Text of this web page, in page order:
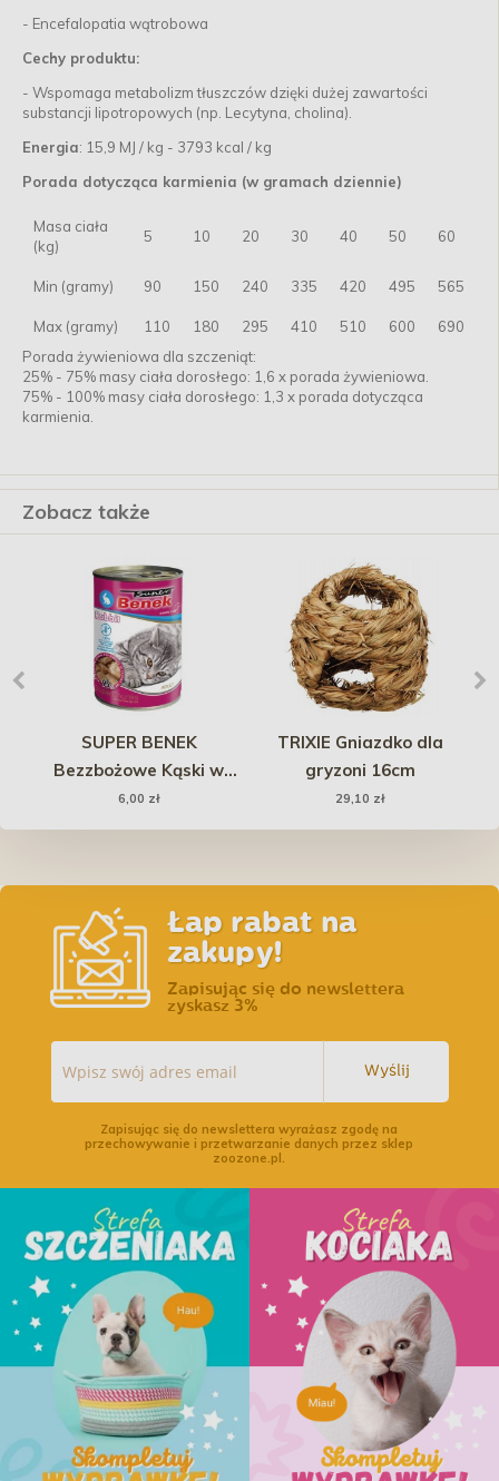
- Encefalopatia wątrobowa
Cechy produktu:
- Wspomaga metabolizm tłuszczów dzięki dużej zawartości
substancji lipotropowych (np. Lecytyna, cholina).
Energia: 15,9 MJ / kg - 3793 kcal / kg
Porada dotycząca karmienia (w gramach dziennie)
Masa ciała
(kg)
5 10 20 30 40 50 60
Min (gramy) 90 150 240 335 420 495 565
Max (gramy) 110 180 295 410 510 600
690
Porada żywieniowa dla szczeniąt:
25% - 75% masy ciała dorosłego: 1,6 x porada żywieniowa.
75% - 100% masy ciała dorosłego: 1,3 x porada dotycząca
karmienia.
Zobacz także
SUPER BENEK
Bezzbożowe Kąski w
Sosie z Królikiem 415g
6,00 zł
TRIXIE Gniazdko dla
gryzoni 16cm
29,10 zł
Łap rabat na
zakupy!
Zapisując się do newslettera
zyskasz 3%
Wyślij
Zapisując się do newslettera wyrażasz zgodę na
przechowywanie i przetwarzanie danych przez sklep
zoozone.pl.